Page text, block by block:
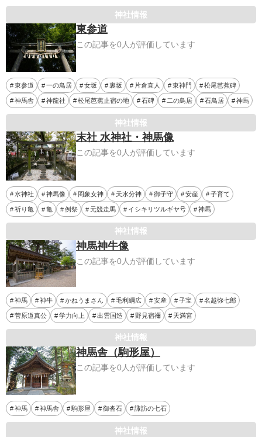
神社情報
東参道
この記事を0人が評価しています
東参道 一の鳥居 女坂 裏坂 片倉直人 東神門 松尾芭蕉碑
神馬舎 神龍社 松尾芭蕉止宿の地 石碑 二の鳥居 石鳥居 神馬
神社情報
末社 水神社・神馬像
この記事を0人が評価しています
水神社 神馬像 罔象女神 天水分神 御子守 安産 子育て
祈り亀 亀 例祭 元競走馬 イシキリツルギヤ号 神馬
神社情報
神馬神牛像
この記事を0人が評価しています
神馬 神牛 かねうまさん 毛利綱広 安産 子宝 名越弥七郎
菅原道真公 学力向上 出雲国造 野見宿禰 天満宮
神社情報
神馬舎（駒形屋）
この記事を0人が評価しています
神馬 神馬舎 駒形屋 御沓石 諏訪の七石
神社情報